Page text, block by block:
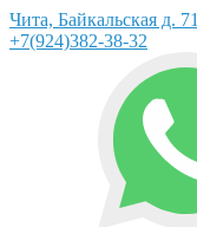
Чита, Байкальская д. 71
+7(924)382-38-32